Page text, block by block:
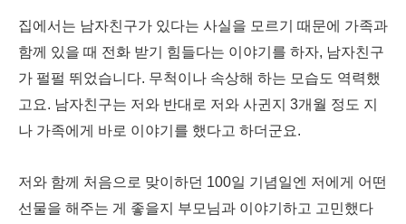
집에서는 남자친구가 있다는 사실을 모르기 때문에 가족과
함께 있을 때 전화 받기 힘들다는 이야기를 하자, 남자친구
가 펄펄 뛰었습니다. 무척이나 속상해 하는 모습도 역력했
고요. 남자친구는 저와 반대로 저와 사귄지 3개월 정도 지
나 가족에게 바로 이야기를 했다고 하더군요.
저와 함께 처음으로 맞이하던 100일 기념일엔 저에게 어떤
선물을 해주는 게 좋을지 부모님과 이야기하고 고민했다